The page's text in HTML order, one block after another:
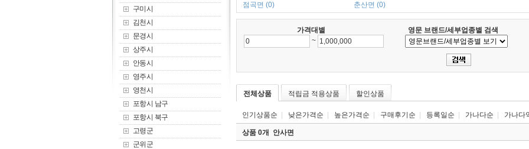
구미시
김천시
문경시
상주시
안동시
영주시
영천시
포항시 남구
포항시 북구
고령군
군위군
점곡면 (0)
춘산면 (0)
가격대별
영문 브랜드/세부업종별 검색
~
전체상품 적립금 적용상품 할인상품
인기상품순 낮은가격순 높은가격순 구매후기순 등록일순 가나다순 가나다
상품 0개 안사면